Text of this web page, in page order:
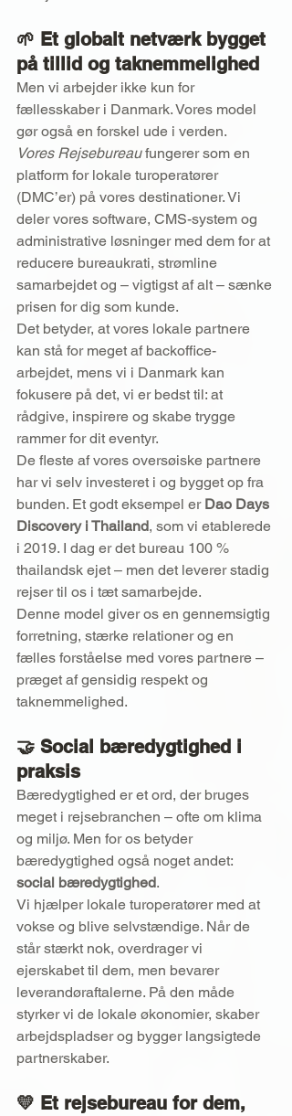
🌱 Et globalt netværk bygget
på tillid og taknemmelighed
Men vi arbejder ikke kun for
fællesskaber i Danmark. Vores model
gør også en forskel ude i verden.
Vores Rejsebureau fungerer som en
platform for lokale turoperatører
(DMC’er) på vores destinationer. Vi
deler vores software, CMS-system og
administrative løsninger med dem for at
reducere bureaukrati, strømline
samarbejdet og – vigtigst af alt – sænke
prisen for dig som kunde.
Det betyder, at vores lokale partnere
kan stå for meget af backoffice-
arbejdet, mens vi i Danmark kan
fokusere på det, vi er bedst til: at
rådgive, inspirere og skabe trygge
rammer for dit eventyr.
De fleste af vores oversøiske partnere
har vi selv investeret i og bygget op fra
bunden. Et godt eksempel er Dao Days
Discovery i Thailand, som vi etablerede
i 2019. I dag er det bureau 100 %
thailandsk ejet – men det leverer stadig
rejser til os i tæt samarbejde.
Denne model giver os en gennemsigtig
forretning, stærke relationer og en
fælles forståelse med vores partnere –
præget af gensidig respekt og
taknemmelighed.
🤝 Social bæredygtighed i
praksis
Bæredygtighed er et ord, der bruges
meget i rejsebranchen – ofte om klima
og miljø. Men for os betyder
bæredygtighed også noget andet:
social bæredygtighed.
Vi hjælper lokale turoperatører med at
vokse og blive selvstændige. Når de
står stærkt nok, overdrager vi
ejerskabet til dem, men bevarer
leverandøraftalerne. På den måde
styrker vi de lokale økonomier, skaber
arbejdspladser og bygger langsigtede
partnerskaber.
💛 Et rejsebureau for dem,